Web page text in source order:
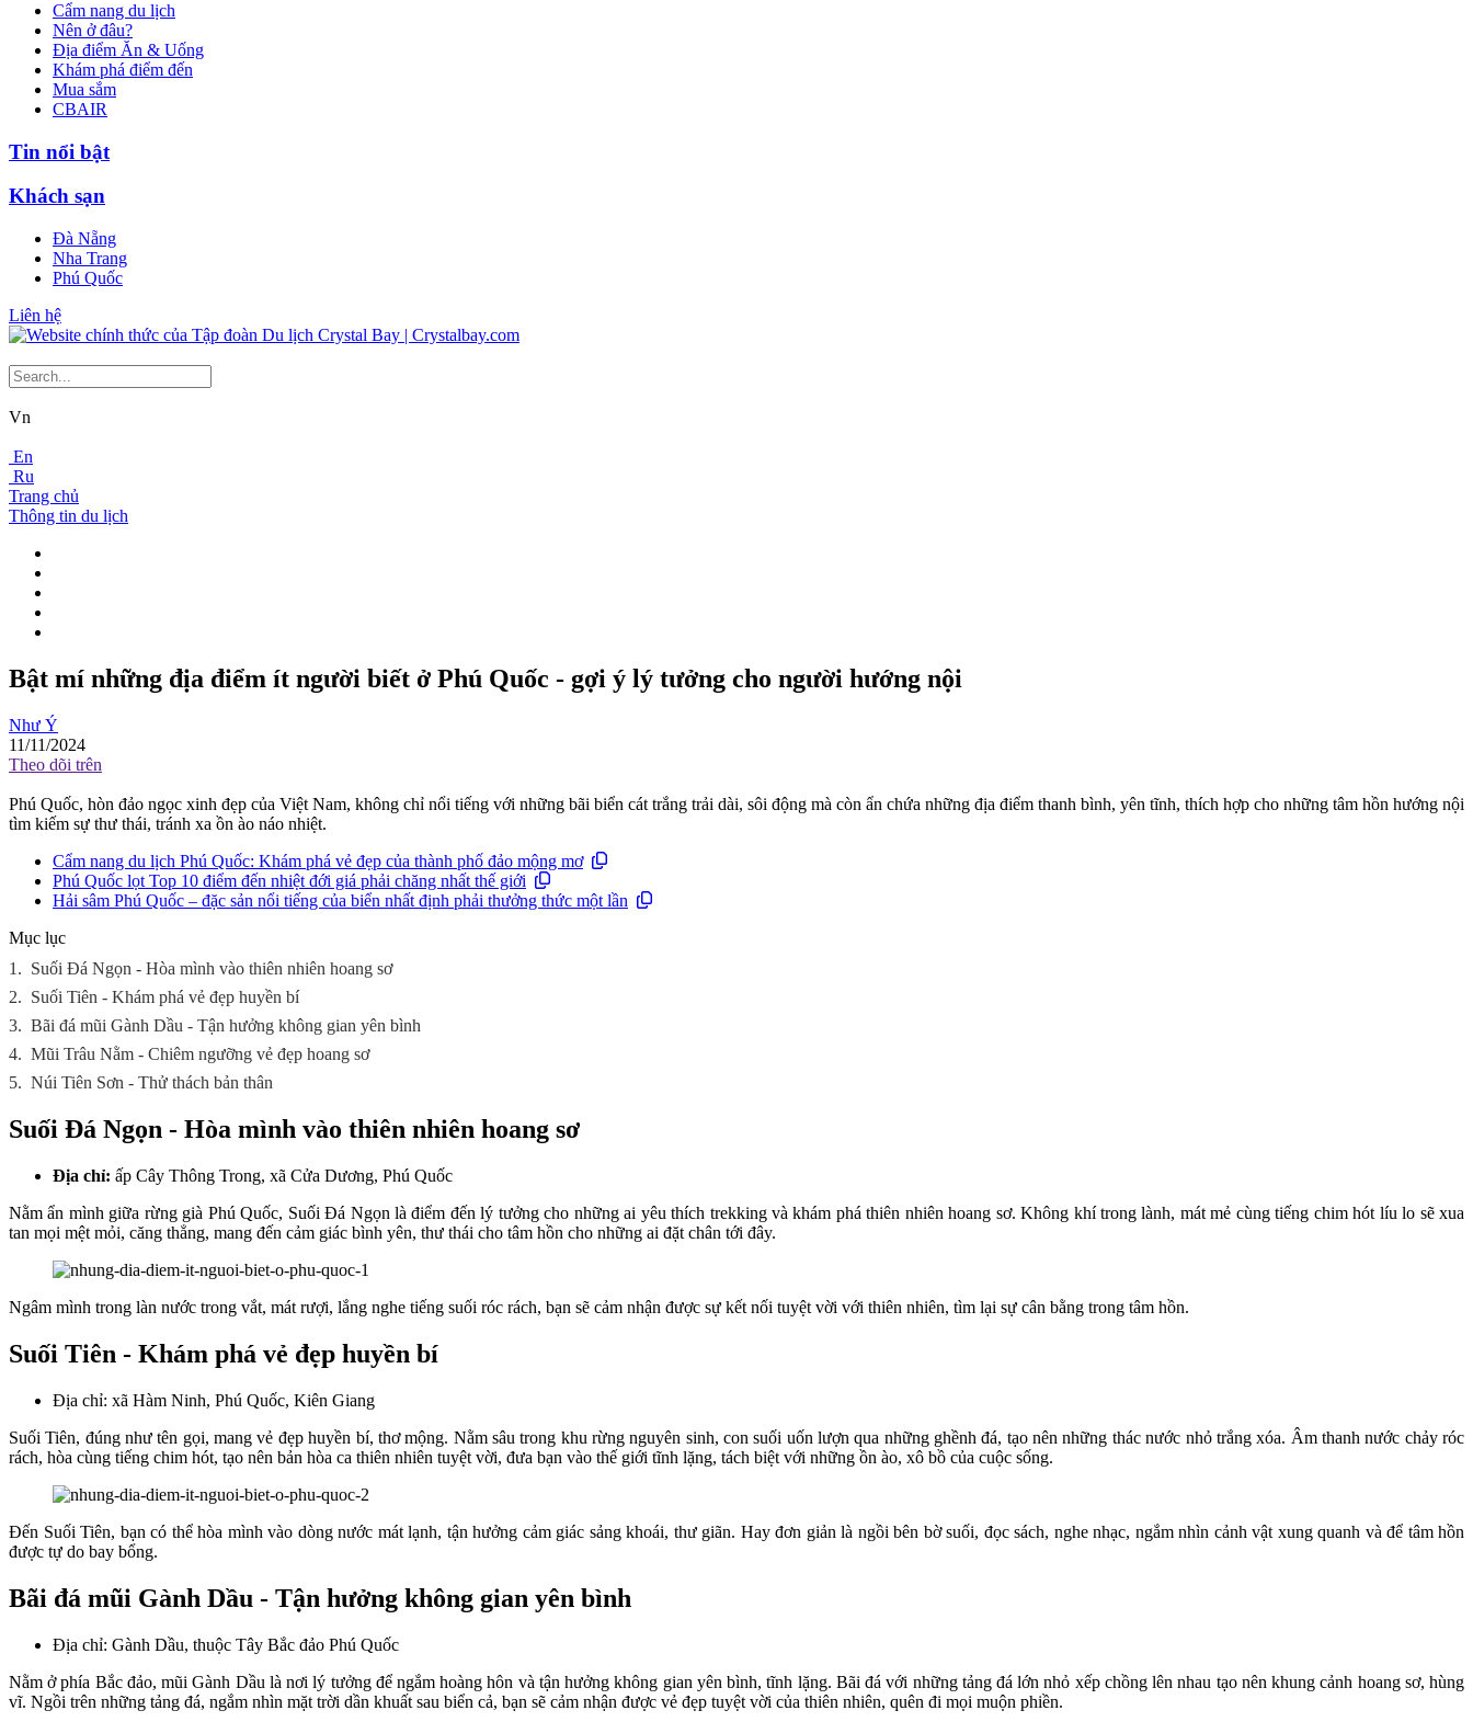
Cẩm nang du lịch
Nên ở đâu?
Địa điểm Ăn & Uống
Khám phá điểm đến
Mua sắm
CBAIR
Tin nổi bật
Khách sạn
Đà Nẵng
Nha Trang
Phú Quốc
Liên hệ
Vn
En
Ru
Trang chủ
Thông tin du lịch
Bật mí những địa điểm ít người biết ở Phú Quốc - gợi ý lý tưởng cho người hướng nội
Như Ý
11/11/2024
Theo dõi trên
Phú Quốc, hòn đảo ngọc xinh đẹp của Việt Nam, không chỉ nổi tiếng với những bãi biển cát trắng trải dài, sôi động mà còn ẩn chứa những địa điểm thanh bình, yên tĩnh, thích hợp cho những tâm hồn hướng nội
tìm kiếm sự thư thái, tránh xa ồn ào náo nhiệt.
Cẩm nang du lịch Phú Quốc: Khám phá vẻ đẹp của thành phố đảo mộng mơ
Phú Quốc lọt Top 10 điểm đến nhiệt đới giá phải chăng nhất thế giới
Hải sâm Phú Quốc – đặc sản nổi tiếng của biển nhất định phải thưởng thức một lần
Mục lục
1. Suối Đá Ngọn - Hòa mình vào thiên nhiên hoang sơ
2. Suối Tiên - Khám phá vẻ đẹp huyền bí
3. Bãi đá mũi Gành Dầu - Tận hưởng không gian yên bình
4. Mũi Trâu Nằm - Chiêm ngưỡng vẻ đẹp hoang sơ
5. Núi Tiên Sơn - Thử thách bản thân
Suối Đá Ngọn - Hòa mình vào thiên nhiên hoang sơ
Địa chỉ: ấp Cây Thông Trong, xã Cửa Dương, Phú Quốc
Nằm ẩn mình giữa rừng già Phú Quốc, Suối Đá Ngọn là điểm đến lý tưởng cho những ai yêu thích trekking và khám phá thiên nhiên hoang sơ. Không khí trong lành, mát mẻ cùng tiếng chim hót líu lo sẽ xua
tan mọi mệt mỏi, căng thẳng, mang đến cảm giác bình yên, thư thái cho tâm hồn cho những ai đặt chân tới đây.
Ngâm mình trong làn nước trong vắt, mát rượi, lắng nghe tiếng suối róc rách, bạn sẽ cảm nhận được sự kết nối tuyệt vời với thiên nhiên, tìm lại sự cân bằng trong tâm hồn.
Suối Tiên - Khám phá vẻ đẹp huyền bí
Địa chỉ: xã Hàm Ninh, Phú Quốc, Kiên Giang
Suối Tiên, đúng như tên gọi, mang vẻ đẹp huyền bí, thơ mộng. Nằm sâu trong khu rừng nguyên sinh, con suối uốn lượn qua những ghềnh đá, tạo nên những thác nước nhỏ trắng xóa. Âm thanh nước chảy róc
rách, hòa cùng tiếng chim hót, tạo nên bản hòa ca thiên nhiên tuyệt vời, đưa bạn vào thế giới tĩnh lặng, tách biệt với những ồn ào, xô bồ của cuộc sống.
Đến Suối Tiên, bạn có thể hòa mình vào dòng nước mát lạnh, tận hưởng cảm giác sảng khoái, thư giãn. Hay đơn giản là ngồi bên bờ suối, đọc sách, nghe nhạc, ngắm nhìn cảnh vật xung quanh và để tâm hồn
được tự do bay bổng.
Bãi đá mũi Gành Dầu - Tận hưởng không gian yên bình
Địa chỉ: Gành Dầu, thuộc Tây Bắc đảo Phú Quốc
Nằm ở phía Bắc đảo, mũi Gành Dầu là nơi lý tưởng để ngắm hoàng hôn và tận hưởng không gian yên bình, tĩnh lặng. Bãi đá với những tảng đá lớn nhỏ xếp chồng lên nhau tạo nên khung cảnh hoang sơ, hùng
vĩ. Ngồi trên những tảng đá, ngắm nhìn mặt trời dần khuất sau biển cả, bạn sẽ cảm nhận được vẻ đẹp tuyệt vời của thiên nhiên, quên đi mọi muộn phiền.